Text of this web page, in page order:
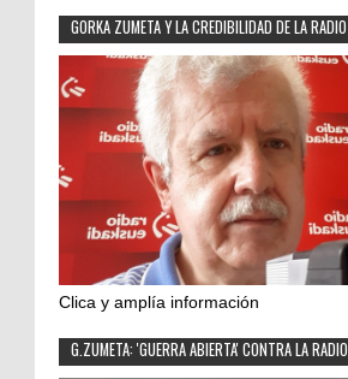
GORKA ZUMETA Y LA CREDIBILIDAD DE LA RADIO
Clica y amplía información
G.ZUMETA: 'GUERRA ABIERTA' CONTRA LA RADIO